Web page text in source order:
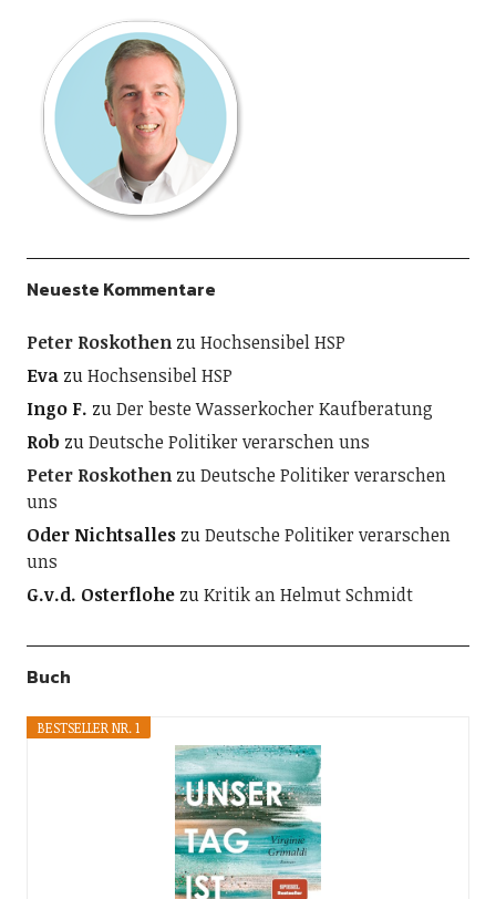
Neueste Kommentare
Peter RoskothenzuHochsensibel HSP
EvazuHochsensibel HSP
Ingo F. zuDer beste Wasserkocher Kaufberatung
Rob zuDeutsche Politiker verarschen uns
Peter RoskothenzuDeutsche Politiker verarschen
uns
Oder NichtsalleszuDeutsche Politiker verarschen
uns
G.v.d. OsterflohezuKritik an Helmut Schmidt
Buch
BESTSELLER NR. 1